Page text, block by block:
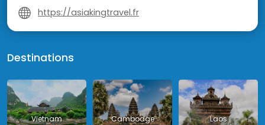
https://asiakingtravel.fr
Destinations
Vietnam Cambodge Laos